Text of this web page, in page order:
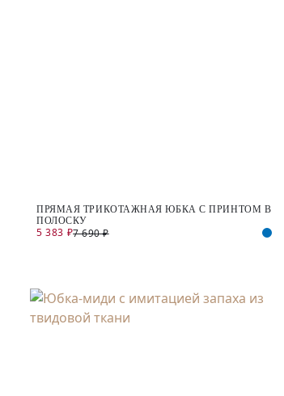
ПРЯМАЯ ТРИКОТАЖНАЯ ЮБКА С ПРИНТОМ В
ПОЛОСКУ
5 383 ₽7 690 ₽